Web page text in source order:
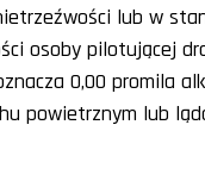
lub w
osoby pilotującej
0,00 promila
powietrznym lub